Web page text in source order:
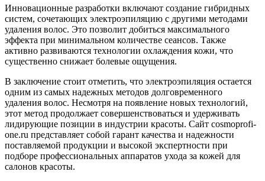
Инновационные разработки включают создание гибридных
систем, сочетающих электроэпиляцию с другими методами
удаления волос. Это позволит добиться максимального
эффекта при минимальном количестве сеансов. Также
активно развиваются технологии охлаждения кожи, что
существенно снижает болевые ощущения.
В заключение стоит отметить, что электроэпиляция остается
одним из самых надежных методов долговременного
удаления волос. Несмотря на появление новых технологий,
этот метод продолжает совершенствоваться и удерживать
лидирующие позиции в индустрии красоты. Сайт cosmoprofi-
one.ru представляет собой гарант качества и надежности
поставляемой продукции и высокой экспертности при
подборе профессиональных аппаратов ухода за кожей для
салонов красоты.